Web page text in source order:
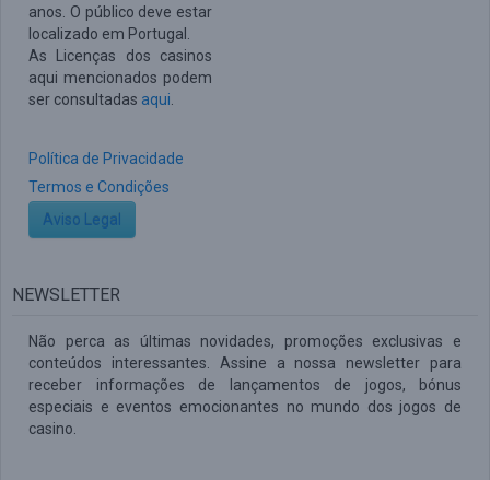
anos. O público deve estar
localizado em Portugal.
As Licenças dos casinos
aqui mencionados podem
ser consultadas aqui
Política de Privacidade
Termos e Condições
Aviso Legal
NEWSLETTER
Não perca as últimas novidades, promoções exclusivas e
conteúdos interessantes. Assine a nossa newsletter para
receber informações de lançamentos de jogos, bónus
especiais e eventos emocionantes no mundo dos jogos de
casino.